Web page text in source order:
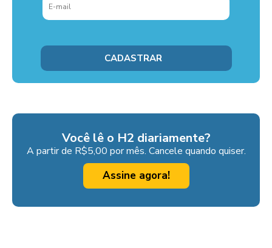
Você lê o H2 diariamente?
A partir de R$5,00 por mês. Cancele quando quiser.
Assine agora!